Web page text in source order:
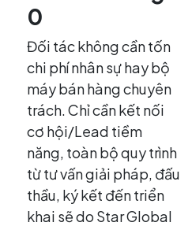
0
Đối tác không cần tốn
chi phí nhân sự hay bộ
máy bán hàng chuyên
trách. Chỉ cần kết nối
cơ hội/Lead tiềm
năng, toàn bộ quy trình
từ tư vấn giải pháp, đấu
thầu, ký kết đến triển
khai sẽ do Star Global